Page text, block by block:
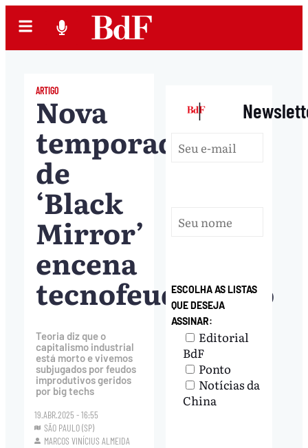
ARTIGO
Nova
temporada
de
‘Black
Mirror’
encena
tecnofeudalismo
Teoria diz que o
capitalismo industrial
está morto e vivemos
subjugados por feudos
improdutivos geridos
por big techs
19.ABR.2025 - 16:55
SÃO PAULO (SP)
MARCOS VINÍCIUS ALMEIDA
|
ESCOLHA AS LISTAS
QUE DESEJA
ASSINAR:
Editorial
BdF
Ponto
Notícias da
China